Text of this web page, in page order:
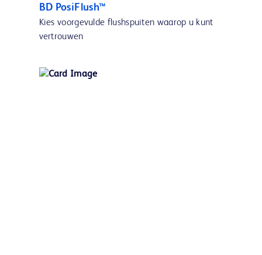
BD PosiFlush™
Kies voorgevulde flushspuiten waarop u kunt
vertrouwen